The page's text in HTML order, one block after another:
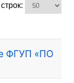
ФГУП «ПО